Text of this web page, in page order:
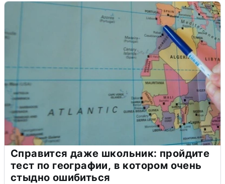
Справится даже школьник: пройдите
тест по географии, в котором очень
стыдно ошибиться